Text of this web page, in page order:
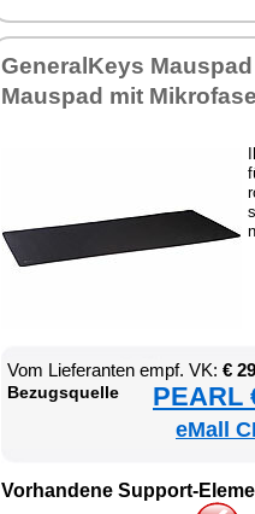
Ge­ne­ral­Keys
Mau­spad mit
Vom Lie­fe­ran­ten empf. VK: €
Be­zugs­quel­le PEARL
eMall
Vor­han­de­ne Sup­port-